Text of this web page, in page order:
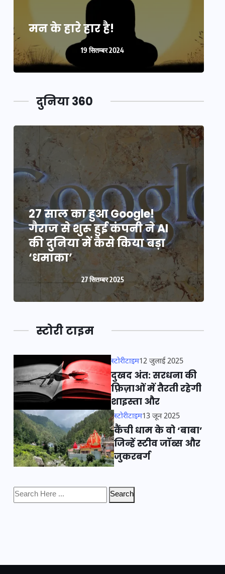
मन के हारे हार है!
19 सितम्बर 2024
दुनिया 360
27 साल का हुआ Google!
गैराज से शुरू हुई कंपनी ने AI
की दुनिया में कैसे किया बड़ा
‘धमाका’
27 सितम्बर 2025
स्टोरी टाइम
स्टोरीटाइम12 जुलाई 2025
दुखद अंत: सरधना की
फ़िज़ाओं में तैरती रहेगी
शाइस्ता और
स्टोरीटाइम13 जून 2025
कैंची धाम के वो ‘बाबा’
जिन्हें स्टीव जॉब्स और
जुकरबर्ग
Search